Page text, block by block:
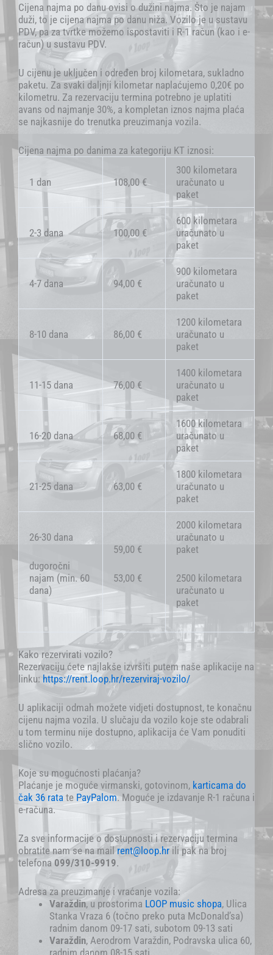
Cijena najma po danu ovisi o dužini najma. Što je najam
duži, to je cijena najma po danu niža. Vozilo je u sustavu
PDV, pa za tvrtke možemo ispostaviti i R-1 račun (kao i e-
račun) u sustavu PDV.
U cijenu je uključen i određen broj kilometara, sukladno
paketu. Za svaki daljnji kilometar naplaćujemo 0,20€ po
kilometru. Za rezervaciju termina potrebno je uplatiti
avans od najmanje 30%, a kompletan iznos najma plaća
se najkasnije do trenutka preuzimanja vozila.
Cijena najma po danima za kategoriju KT iznosi:
1 dan 108,00 €
300 kilometara
uračunato u
paket
2-3 dana 100,00 €
600 kilometara
uračunato u
paket
4-7 dana 94,00 €
900 kilometara
uračunato u
paket
8-10 dana 86,00 €
1200 kilometara
uračunato u
paket
11-15 dana 76,00 €
1400 kilometara
uračunato u
paket
16-20 dana 68,00 €
1600 kilometara
uračunato u
paket
21-25 dana 63,00 €
1800 kilometara
uračunato u
paket
26-30 dana
dugoročni
najam (min. 60
dana)
59,00 €
53,00 €
2000 kilometara
uračunato u
paket
2500 kilometara
uračunato u
paket
Kako rezervirati vozilo?
Rezervaciju ćete najlakše izvršiti putem naše aplikacije na
linku: https://rent.loop.hr/rezerviraj-vozilo/
U aplikaciji odmah možete vidjeti dostupnost, te konačnu
cijenu najma vozila. U slučaju da vozilo koje ste odabrali
u tom terminu nije dostupno, aplikacija će Vam ponuditi
slično vozilo.
Koje su mogućnosti plaćanja?
Plaćanje je moguće virmanski, gotovinom, karticama do
čak 36 rata te PayPalom. Moguće je izdavanje R-1 računa i
e-računa.
Za sve informacije o dostupnosti i rezervaciju termina
obratite nam se na mailrent@loop.hr ili pak na broj
telefona 099/310-9919.
Adresa za preuzimanje i vraćanje vozila:
Varaždin, u prostorima LOOP music shopa, Ulica
Stanka Vraza 6 (točno preko puta McDonald’sa)
radnim danom 09-17 sati, subotom 09-13 sati
Varaždin, Aerodrom Varaždin, Podravska ulica 60,